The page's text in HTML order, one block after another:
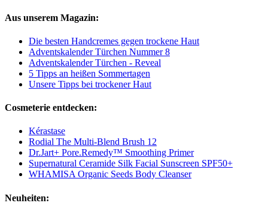
Aus unserem Magazin:
Die besten Handcremes gegen trockene Haut
Adventskalender Türchen Nummer 8
Adventskalender Türchen - Reveal
5 Tipps an heißen Sommertagen
Unsere Tipps bei trockener Haut
Cosmeterie entdecken:
Kérastase
Rodial The Multi-Blend Brush 12
Dr.Jart+ Pore.Remedy™ Smoothing Primer
Supernatural Ceramide Silk Facial Sunscreen SPF50+
WHAMISA Organic Seeds Body Cleanser
Neuheiten: